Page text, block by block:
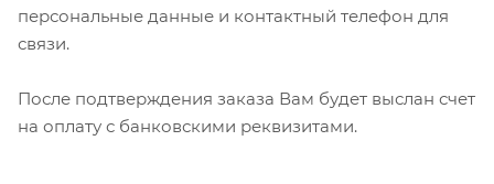
персональные данные и контактный телефон для
связи.
После подтверждения заказа Вам будет выслан счет
на оплату с банковскими реквизитами.